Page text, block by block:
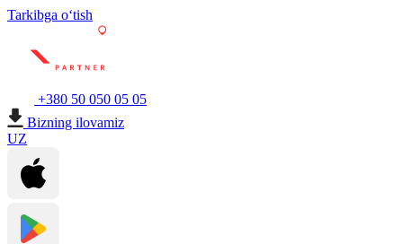
Tarkibga oʻtish
+380 50 050 05 05
Bizning ilovamiz
UZ